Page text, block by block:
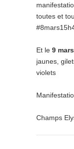
toutes et
Et le 9
jaunes,
violets
Champs